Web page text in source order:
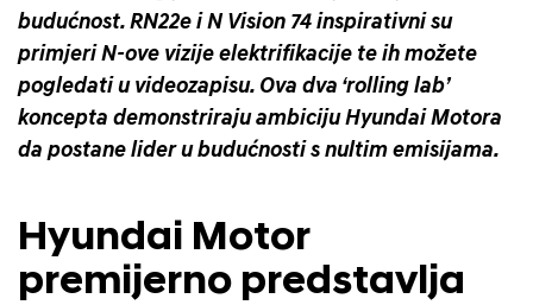
budućnost. RN22e i N Vision 74 inspirativni su
primjeri N-ove vizije elektrifikacije te ih možete
pogledati u videozapisu. Ova dva ‘rolling lab’
koncepta demonstriraju ambiciju Hyundai Motora
da postane lider u budućnosti s nultim emisijama.
Hyundai Motor
premijerno predstavlja